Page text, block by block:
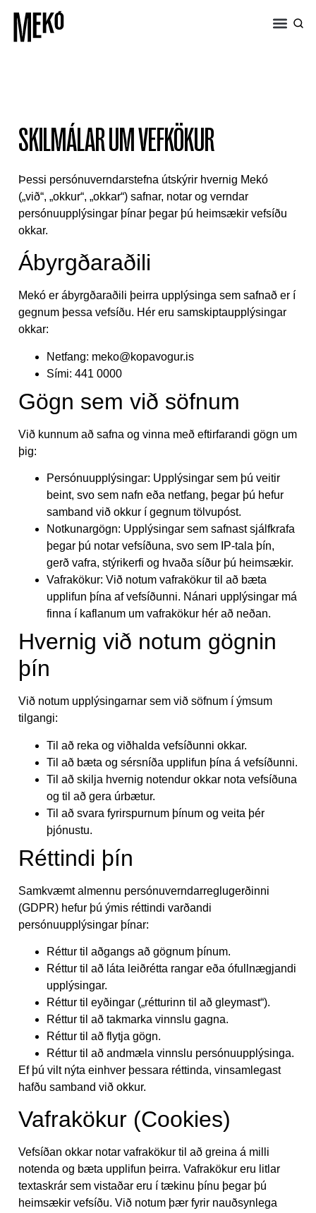
SKILMÁLAR UM VEFKÖKUR
Þessi persónuverndarstefna útskýrir hvernig Mekó
(„við“, „okkur“, „okkar“) safnar, notar og verndar
persónuupplýsingar þínar þegar þú heimsækir vefsíðu
okkar.
Ábyrgðaraðili
Mekó er ábyrgðaraðili þeirra upplýsinga sem safnað er í
gegnum þessa vefsíðu. Hér eru samskiptaupplýsingar
okkar:
Netfang: meko@kopavogur.is
Sími: 441 0000
Gögn sem við söfnum
Við kunnum að safna og vinna með eftirfarandi gögn um
þig:
Persónuupplýsingar: Upplýsingar sem þú veitir
beint, svo sem nafn eða netfang, þegar þú hefur
samband við okkur í gegnum tölvupóst.
Notkunargögn: Upplýsingar sem safnast sjálfkrafa
þegar þú notar vefsíðuna, svo sem IP-tala þín,
gerð vafra, stýrikerfi og hvaða síður þú heimsækir.
Vafrakökur: Við notum vafrakökur til að bæta
upplifun þína af vefsíðunni. Nánari upplýsingar má
finna í kaflanum um vafrakökur hér að neðan.
Hvernig við notum gögnin
þín
Við notum upplýsingarnar sem við söfnum í ýmsum
tilgangi:
Til að reka og viðhalda vefsíðunni okkar.
Til að bæta og sérsníða upplifun þína á vefsíðunni.
Til að skilja hvernig notendur okkar nota vefsíðuna
og til að gera úrbætur.
Til að svara fyrirspurnum þínum og veita þér
þjónustu.
Réttindi þín
Samkvæmt almennu persónuverndarreglugerðinni
(GDPR) hefur þú ýmis réttindi varðandi
persónuupplýsingar þínar:
Réttur til aðgangs að gögnum þínum.
Réttur til að láta leiðrétta rangar eða ófullnægjandi
upplýsingar.
Réttur til eyðingar („rétturinn til að gleymast“).
Réttur til að takmarka vinnslu gagna.
Réttur til að flytja gögn.
Réttur til að andmæla vinnslu persónuupplýsinga.
Ef þú vilt nýta einhver þessara réttinda, vinsamlegast
hafðu samband við okkur.
Vafrakökur (Cookies)
Vefsíðan okkar notar vafrakökur til að greina á milli
notenda og bæta upplifun þeirra. Vafrakökur eru litlar
textaskrár sem vistaðar eru í tækinu þínu þegar þú
heimsækir vefsíðu. Við notum þær fyrir nauðsynlega